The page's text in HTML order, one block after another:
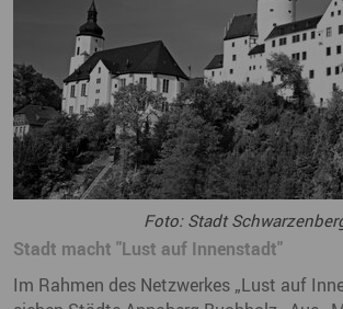
Foto: Stadt
Stadt macht "Lust auf Innenstadt"
Im Rahmen des Netzwerkes „Lust auf